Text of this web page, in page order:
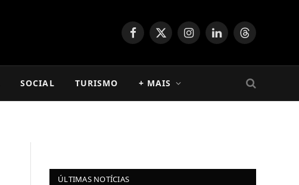
Facebook
X
InstagramLinkedInThreads
SOCIAL TURISMO + MAIS
ÚLTIMAS NOTÍCIAS